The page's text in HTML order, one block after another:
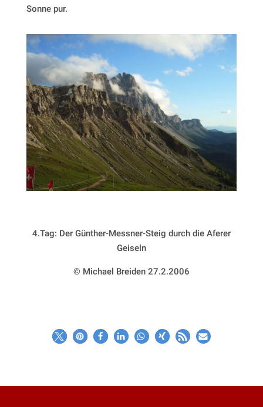
Sonne pur.
4.Tag: Der Günther-Messner-Steig durch die Aferer
Geiseln
© Michael Breiden 27.2.2006